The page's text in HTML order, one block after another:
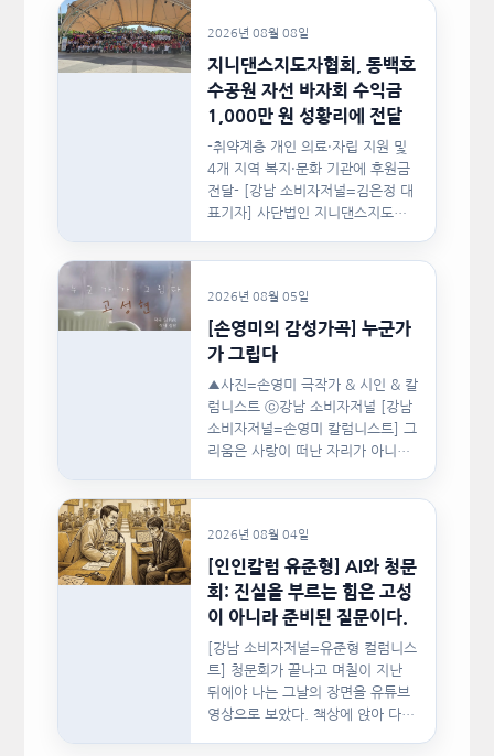
2026년 08월 08일
지니댄스지도자협회, 동백호
수공원 자선 바자회 수익금
1,000만 원 성황리에 전달
-취약계층 개인 의료·자립 지원 및
4개 지역 복지·문화 기관에 후원금
전달- [강남 소비자저널=김은정 대
표기자] 사단법인 지니댄스지도자
지난…
2026년 08월 05일
[손영미의 감성가곡] 누군가
가 그립다
▲사진=손영미 극작가 & 시인 & 칼
럼니스트 ⓒ강남 소비자저널 [강남
소비자저널=손영미 칼럼니스트] 그
리움은 사랑이 떠난 자리가 아니라,
2026년 08월 04일
[인인칼럼 유준형] AI와 청문
회: 진실을 부르는 힘은 고성
이 아니라 준비된 질문이다.
[강남 소비자저널=유준형 컬럼니스
트] 청문회가 끝나고 며칠이 지난
뒤에야 나는 그날의 장면을 유튜브
영상으로 보았다. 책상에 앉아 다른